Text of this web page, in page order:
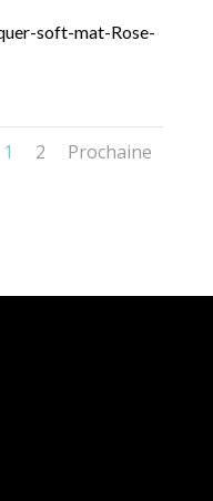
soft-mat-Rose-
1 2 Prochaine